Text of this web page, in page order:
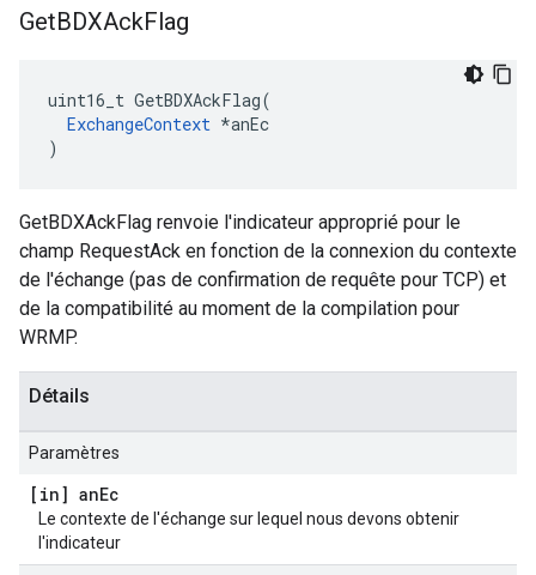
GetBDXAckFlag
uint16_t GetBDXAckFlag(
ExchangeContext *anEc
)
GetBDXAckFlag renvoie l'indicateur approprié pour le
champ RequestAck en fonction de la connexion du contexte
de l'échange (pas de confirmation de requête pour TCP) et
de la compatibilité au moment de la compilation pour
WRMP.
Détails
Paramètres
[in] anEc
Le contexte de l'échange sur lequel nous devons obtenir
l'indicateur